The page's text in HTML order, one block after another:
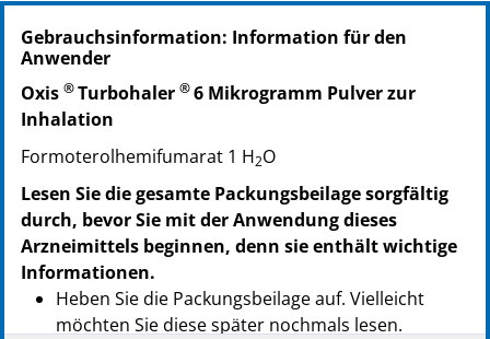
PZN: 08510249
PPN: 110851024961
PZN: 08859041
PPN: 110885904173
Gebrauchsinformation: Information für den
Anwender
Oxis ®Turbohaler ®6 Mikrogramm Pulver zur
Inhalation
Formoterolhemifumarat 1 H2O
Lesen Sie die gesamte Packungsbeilage sorgfältig
durch, bevor Sie mit der Anwendung dieses
Arzneimittels beginnen, denn sie enthält wichtige
Informationen.
Heben Sie die Packungsbeilage auf. Vielleicht
möchten Sie diese später nochmals lesen.